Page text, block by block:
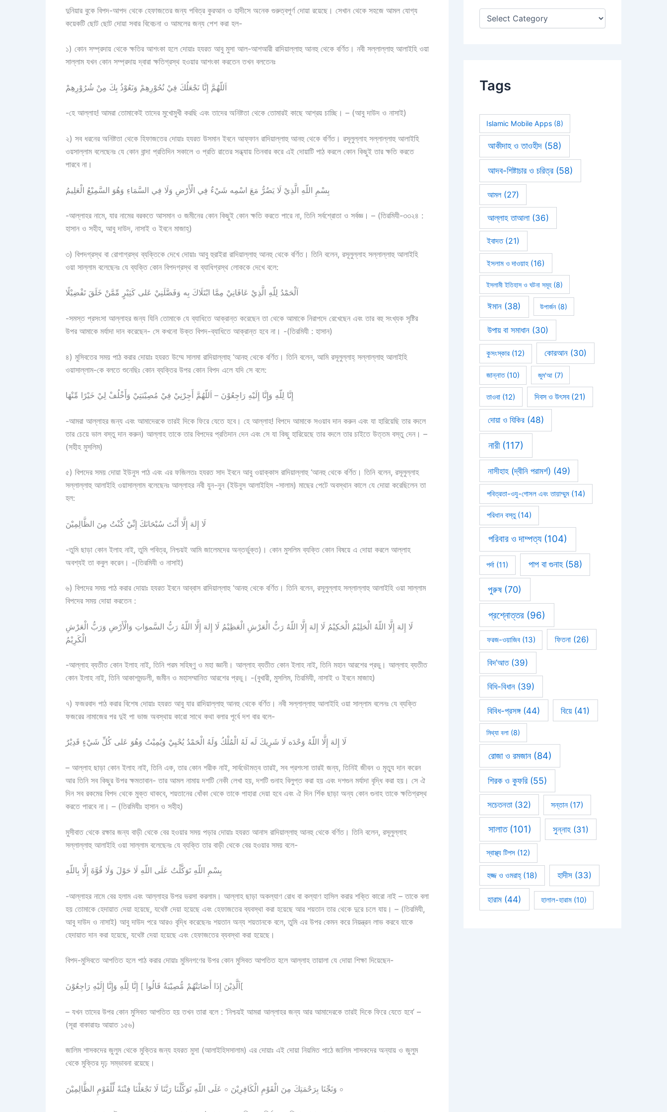
দুনিয়ার বুকে বিপদ-আপদ থেকে হেফাজতের জন্য পবিত্র কুরআন ও হাদীসে অনেক গুরুত্বপূর্ণ দোয়া রয়েছে। সেখান থেকে সহজে আমল যোগ্য
কয়েকটি ছোট ছোট দোয়া সবার বিবেচনা ও আমলের জন্য পেশ করা হল-
১) কোন সম্প্রদায় থেকে ক্ষতির আশংকা হলে দোয়াঃ হযরত আবু মুসা আল-আশআরী রাদিয়াল্লাহু আনহু থেকে বর্ণিত। নবী সল্লাল্লাহু আলাইহি ওয়া
সাল্লাম যখন কোন সম্প্রদায় দ্বারা ক্ষতিগ্রস্থ হওয়ার আশংকা করতেন তখন বলতেনঃ
اَللّهُمَّ إِنَّا نَجْعَلُكَ فِيْ نُحُوْرِهِمْ وَنَعُوْذُ بِكَ مِنْ شُرُوْرِهِمْ
-হে আল্লাহ! আমরা তোমাকেই তাদের মুখোমুখী করছি এবং তাদের অনিষ্টতা থেকে তোমারই কাছে আশ্রয় চাচ্ছি। – (আবু দাউদ ও নাসাই)
২) সব ধরনের অনিষ্টতা থেকে হিফাজতের দোয়াঃ হযরত উসমান ইবনে আফ্ফান রাদিয়াল্লাহু আনহু থেকে বর্ণিত। রসূলুল্লাহ সল্লাল্লাহু আলাইহি
ওয়সাল্লাম বলেছেনঃ যে কোন বান্দা প্রতিদিন সকালে ও প্রতি রাতের সন্ধ্যায় তিনবার করে এই দোয়াটি পাঠ করলে কোন কিছুই তার ক্ষতি করতে
পারবে না।
بِسْمِ اللّهِ الَّذِيْ لَا يَضُرُّ مَعَ اسْمِه شَيْءٌ فِي الْأَرْضِ وَلَا فِي السَّمَاءِ وَهُوَ السَّمِيْعُ الْعَلِيمُ
-আল্লাহর নামে, যার নামের বরকতে আসমান ও জমীনের কোন কিছুই কোন ক্ষতি করতে পারে না, তিনি সর্বশ্রোতা ও সর্বজ্ঞ। – (তিরমিযী-৩৩২৪ :
হাসান ও সহীহ, আবু দাউদ, নাসাই ও ইবনে মাজাহ্)
৩) বিপদগ্রস্থ বা রোগাগ্রস্থ ব্যক্তিকে দেখে দোয়াঃ আবু হুরাইরা রাদিয়াল্লাহু আনহু থেকে বর্ণিত। তিনি বলেন, রসূলুল্লাহ সল্লাল্লাহু আলাইহি
ওয়া সাল্লাম বলেছেনঃ যে ব্যক্তি কোন বিপদগ্রস্থ বা ব্যাধিগ্রস্থ লোককে দেখে বলে:
اَلْحَمْدُ لِلّهِ الَّذِيْ عَافَانِيْ مِمَّا ابْتَلَاكَ بِه وَفَضَّلَنِيْ عَلى كَثِيْرٍ مِّمَّنْ خَلَقَ تَفْضِيْلًا
-সমস্ত প্রসংসা আল্লাহর জন্য যিনি তোমাকে যে ব্যাধিতে আক্রান্ত করেছেন তা থেকে আমাকে নিরাপদে রেখেছেন এবং তার বহু সংখ্যক সৃষ্টির
উপর আমাকে মর্যাদা দান করেছেন- সে কখনো উক্ত বিপদ-ব্যাধিতে আক্রান্ত হবে না। -(তিরমিযী : হাসান)
৪) মুসিবতের সময় পাঠ করার দোয়াঃ হযরত উম্মে সালমা রাদিয়াল্লাহু ‘আনহু থেকে বর্ণিত। তিনি বলেন, আমি রসূলুল্লাহ্ সল্লাল্লাহু আলাইহি
ওয়াসাল্লাম-কে বলতে শুনেছিঃ কোন ব্যক্তির উপর কোন বিপদ এলে যদি সে বলে:
إِنَّا لِلّهِ وَإِنَّا إِلَيْهِ رَاجِعُوْنَ – اَللّهُمَّ أَجِرْنِيْ فِيْ مُصِيْبَتِيْ وَأَخْلُفْ لِيْ خَيْرًا مِّنْهَا
-আমরা আল্লাহর জন্য এবং আমাদেরকে তারই দিকে ফিরে যেতে হবে। হে আল্লাহ! বিপদে আমাকে সওয়াব দান করুন এবং যা হারিয়েছি তার বদলে
তার চেয়ে ভাল বস্তু দান করুন) আল্লাহ তাকে তার বিপদের প্রতিদান দেন এবং সে যা কিছু হারিয়েছে তার বদলে তার চাইতে উত্তম বস্তু দেন। –
(সহীহ মুসলিম)
৫) বিপদের সময় দোয়া ইউনুস পাঠ এবং এর ফজিলতঃ হযরত সাদ ইবনে আবু ওয়াক্কাস রাদিয়াল্লাহু ‘আনহু থেকে বর্ণিত। তিনি বলেন, রসূলুল্লাহ
সল্লাল্লাহু আলাইহি ওয়াসাল্লাম বলেছেনঃ আল্লাহর নবী যুন-নুন (ইউনুস আলাইহিস -সালাম) মাছের পেটে অবস্থান কালে যে দোয়া করেছিলেন তা
হল:
لَا إِلهَ إِلَّا أَنْتَ سُبْحَانَكَ إِنِّيْ كُنْتُ مِنَ الظَّالِمِيْنَ
-তুমি ছাড়া কোন ইলাহ নাই, তুমি পবিত্র, নিশ্চয়ই আমি জালেমদের অন্তর্ভুক্ত)। কোন মুসলিম ব্যক্তি কোন বিষয়ে এ দোয়া করলে আল্লাহ
অবশ্যই তা কবুল করেন। -(তিরমিযী ও নাসাই)
৬) বিপদের সময় পাঠ করার দোয়াঃ হযরত ইবনে আব্বাস রাদিয়াল্লাহু ‘আনহু থেকে বর্ণিত। তিনি বলেন, রসূলুল্লাহ সল্লাল্লাহু আলাইহি ওয়া সাল্লাম
বিপদের সময় দোয়া করতেন :
لَا إِلهَ إِلَّا اللّهُ الْحَلِيْمُ الْحَكِيْمُ لَا إِلهَ إِلَّا اللّهُ رَبُّ الْعَرْشِ الْعَظِيْمُ لَا إِلهَ إِلَّا اللّهُ رَبُّ السَّموَاتِ وَالْأَرْضِ وَرَبُّ الْعَرْشِ
الْكَرِيْمُ
-আল্লাহ ব্যতীত কোন ইলাহ নাই, তিনি পরম সহিষ্ণু ও মহা জ্ঞানী। আল্লাহ ব্যতীত কোন ইলাহ নাই, তিনি মহান আরশের প্রভু। আল্লাহ ব্যতীত
কোন ইলাহ নাই, তিনি আকাশমন্ডলী, জমীন ও মহাসম্মানিত আরশের প্রভু। -(বুখারী, মুসলিম, তিরমিযী, নাসাই ও ইবনে মাজাহ)
৭) ফজরবাদ পাঠ করার বিশেষ দোয়াঃ হযরত আবু যার রাদিয়াল্লাহু আনহু থেকে বর্ণিত। নবী সল্লাল্লাহু আলাইহি ওয়া সাল্লাম বলেনঃ যে ব্যক্তি
ফজরের নামাজের পর দুই পা ভাজ অবস্থায় কারো সাথে কথা বলার পূর্বে দশ বার বলে-
لَا إِلهَ إِلَّا اللّهُ وَحْدَه لَا شَرِيكَ لَه لَهُ الْمُلْكُ وَلَهُ الْحَمْدُ يُحْيِيْ وَيُمِيْتُ وَهُوَ عَلى كُلِّ شَيْءٍ قَدِيْرٌ
– আল্লাহ ছাড়া কোন ইলাহ নাই, তিনি এক, তার কোন শরীক নাই, সার্বভৌমত্ব তারই, সব প্রশংসা তারই জন্য, তিনিই জীবন ও মৃত্যু দান করেন
আর তিনি সব কিছুর উপর ক্ষমতাবান- তার আমল নামায় দশটি নেকী লেখা হয়, দশটি গুনাহ বিলুপ্ত করা হয় এবং দশগুন মর্যাদা বৃদ্ধি করা হয়। সে ঐ
দিন সব রকমের বিপদ থেকে মুক্ত থাকবে, শয়তানের ধোঁকা থেকে তাকে পাহারা দেয়া হবে এবং ঐ দিন র্শিক ছাড়া অন্য কোন গুনাহ তাকে ক্ষতিগ্রস্থ
করতে পারবে না। – (তিরমিযীঃ হাসান ও সহীহ)
মুসীবাত থেকে রক্ষার জন্য বাড়ী থেকে বের হওয়ার সময় পড়ার দোয়াঃ হযরত আনাস রাদিয়াল্লাহু আনহু থেকে বর্ণিত। তিনি বলেন, রসূলুল্লাহ
সল্লাল্লাহু আলাইহি ওয়া সাল্লাম বলেছেনঃ যে ব্যক্তি তার বাড়ী থেকে বের হওয়ার সময় বলে-
بِسْمِ اللّهِ تَوَكَّلْتُ عَلَى اللّهِ لَا حَوْلَ وَلَا قُوَّةَ إِلَّا بِاللّهِ
-আল্লাহর নামে বের হলাম এবং আল্লাহর উপর ভরসা করলাম। আল্লাহ ছাড়া অকল্যাণ রোধ বা কল্যাণ হাসিল করার শক্তি কারো নাই – তাকে বলা
হয় তোমাকে হেদায়াত দেয়া হয়েছে, যথেষ্ট দেয়া হয়েছে এবং হেফাজতের ব্যবস্থা করা হয়েছে আর শয়তান তার থেকে দুরে চলে যায়। – (তিরমিযী,
আবু দাউদ ও নাসাই) আবু দাউদ পরে আরও বৃদ্ধি করেছেনঃ শয়তান অন্য শয়তানকে বলে, তুমি এর উপর কেমন করে নিয়ন্ত্রন লাভ করবে যাকে
হেদায়াত দান করা হয়েছে, যথেষ্ট দেয়া হয়েছে এবং হেফাজতের ব্যবস্থা করা হয়েছে।
বিপদ-মুসিবতে আপতিত হলে পাঠ করার দোয়াঃ মুমিনগণের উপর কোন মুসিবত আপতিত হলে আল্লাহ তায়ালা যে দোয়া শিক্ষা দিয়েছেন-
اَلَّذِيْنَ إِذَا أَصَابَتْهُمْ مُّصِيْبَةٌ قَالُوا ] إِنَّا لِلّهِ وَإِنَّا إِلَيْهِ رَاجِعُوْنَ[
– যখন তাদের উপর কোন মুসিবত আপতিত হয় তখন তারা বলে : ‘নিশ্চয়ই আমরা আল্লাহর জন্য আর আমাদেরকে তারই দিকে ফিরে যেতে হবে’ –
(সূরা বাকারাহঃ আয়াত ১৫৬)
জালিম শাসকদের জুলুম থেকে মুক্তির জন্য হযরত মুসা (আলাইহিসসালাম) এর দোয়াঃ এই দোয়া নিয়মিত পাঠে জালিম শাসকদের অন্যায় ও জুলুম
থেকে মুক্তির দৃঢ় সম্ভাবনা রয়েছে।
عَلَى اللّهِ تَوَكَّلْنَا رَبَّنَا لَا تَجْعَلْنَا فِتْنَةً لِّلْقَوْمِ الظَّالِمِيْنَ ০ وَنَجِّنَا بِرَحْمَتِكَ مِنَ الْقَوْمِ الْكَافِرِيْنَ ০
:
Tags
Islamic Mobile Apps(8)
আকীদাহ ও তাওহীদ(58)
আদব-শিষ্টাচার ও চরিত্র(58)
আমল(27)
আল্লাহ তাআলা(36)
ইবাদত(21)
ইসলাম ও দাওয়াহ(16)
ইসলামী ইতিহাস ও ঘটনা সমূহ(8)
ঈমান (38) উপার্জন(8)
উপায় বা সমাধান(30)
কুসংস্কার (12) কোরআন(30)
জান্নাত(10) জুম'আ(7)
তাওবা (12) দিবস ও উৎসব(21)
দোয়া ও যিকির(48)
নারী(117)
নাসীহাহ (দ্বীনি পরামর্শ) (49)
পবিত্রতা-ওযু-গোসল এবং তায়াম্মুম(14)
পরিধান বস্তু(14)
পরিবার ও দাম্পত্য(104)
পর্দা (11) পাপ বা গুনাহ(58)
পুরুষ (70)
প্রশ্নোত্তর(96)
ফরজ-ওয়াজিব(13) ফিতনা(26)
বিদ’আত(39)
বিধি-বিধান (39)
বিবিধ-প্রসঙ্গ(44) বিয়ে(41)
মিথ্যা বলা(8)
রোজা ও রমজান(84)
শিরক ও কুফরি(55)
সচেতনতা(32) সন্তান(17)
সালাত(101) সুন্নাহ(31)
স্বাস্থ্য টিপস (12)
হজ্জ ও ওমরাহ্‌(18) হাদীস (33)
হারাম (44) হালাল-হারাম (10)